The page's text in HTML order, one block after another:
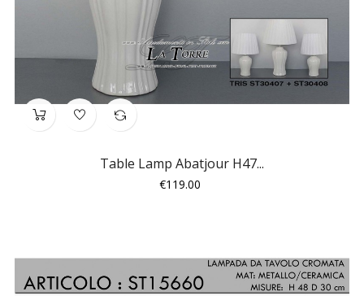
Table Lamp Abatjour H47...
Price
€119.00